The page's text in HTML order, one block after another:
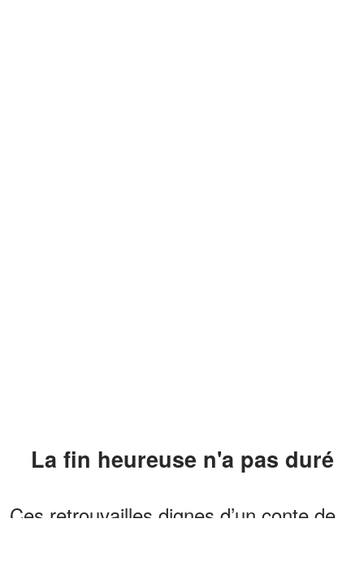
La fin heureuse n'a pas duré
Ces retrouvailles dignes d’un conte de